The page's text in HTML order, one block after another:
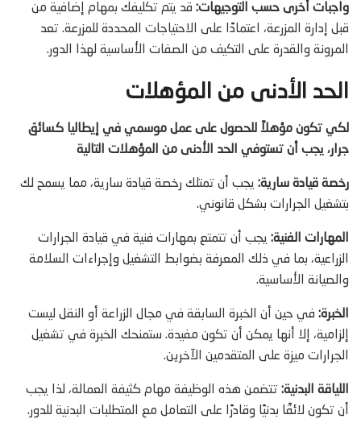
واجبات أخرى حسب التوجيهات: قد يتم تكليفك بمهام إضافية من
قبل إدارة المزرعة، اعتمادًا على الاحتياجات المحددة للمزرعة. تعد
المرونة والقدرة على التكيف من الصفات الأساسية لهذا الدور.
الحد الأدنى من المؤهلات
لكي تكون مؤهلاً للحصول على عمل موسمي في إيطاليا كسائق
جرار، يجب أن تستوفي الحد الأدنى من المؤهلات التالية
رخصة قيادة سارية: يجب أن تمتلك رخصة قيادة سارية، مما يسمح لك
بتشغيل الجرارات بشكل قانوني.
المهارات الفنية: يجب أن تتمتع بمهارات فنية في قيادة الجرارات
الزراعية، بما في ذلك المعرفة بضوابط التشغيل وإجراءات السلامة
والصيانة الأساسية.
الخبرة: في حين أن الخبرة السابقة في مجال الزراعة أو النقل ليست
إلزامية، إلا أنها يمكن أن تكون مفيدة. ستمنحك الخبرة في تشغيل
الجرارات ميزة على المتقدمين الآخرين.
اللياقة البدنية: تتضمن هذه الوظيفة مهام كثيفة العمالة، لذا يجب
أن تكون لائقًا بدنيًا وقادرًا على التعامل مع المتطلبات البدنية للدور.